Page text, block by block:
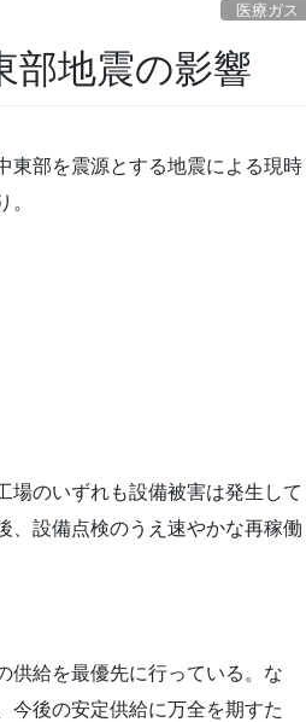
医療ガス
部地震の影響
部を震源とする地震による現時
。
場のいずれも設備被害は発生して
、設備点検のうえ速やかな再稼働
供給を最優先に行っている。な
今後の安定供給に万全を期すた